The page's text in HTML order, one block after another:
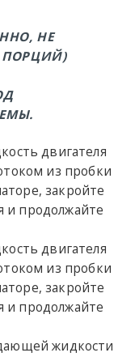
НЕ
ПОРЦИЙ)
двигателя
из пробки
закройте
и продолжайте
двигателя
из пробки
закройте
и продолжайте
жидкости